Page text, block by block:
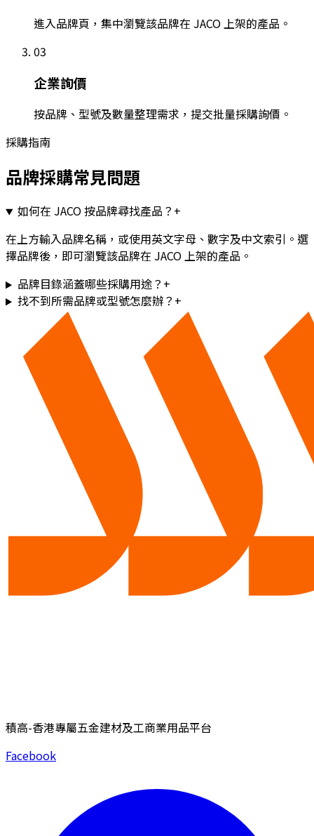
進入品牌頁，集中瀏覽該品牌在 JACO 上架的產品。
03
企業詢價
按品牌、型號及數量整理需求，提交批量採購詢價。
採購指南
品牌採購常見問題
如何在 JACO 按品牌尋找產品？ +
在上方輸入品牌名稱，或使用英文字母、數字及中文索引。選
擇品牌後，即可瀏覽該品牌在 JACO 上架的產品。
品牌目錄涵蓋哪些採購用途？ +
找不到所需品牌或型號怎麼辦？ +
積高-香港專屬五金建材及工商業用品平台
Facebook